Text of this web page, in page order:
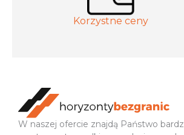
Korzystne ceny
W naszej ofercie znajdą Państwo